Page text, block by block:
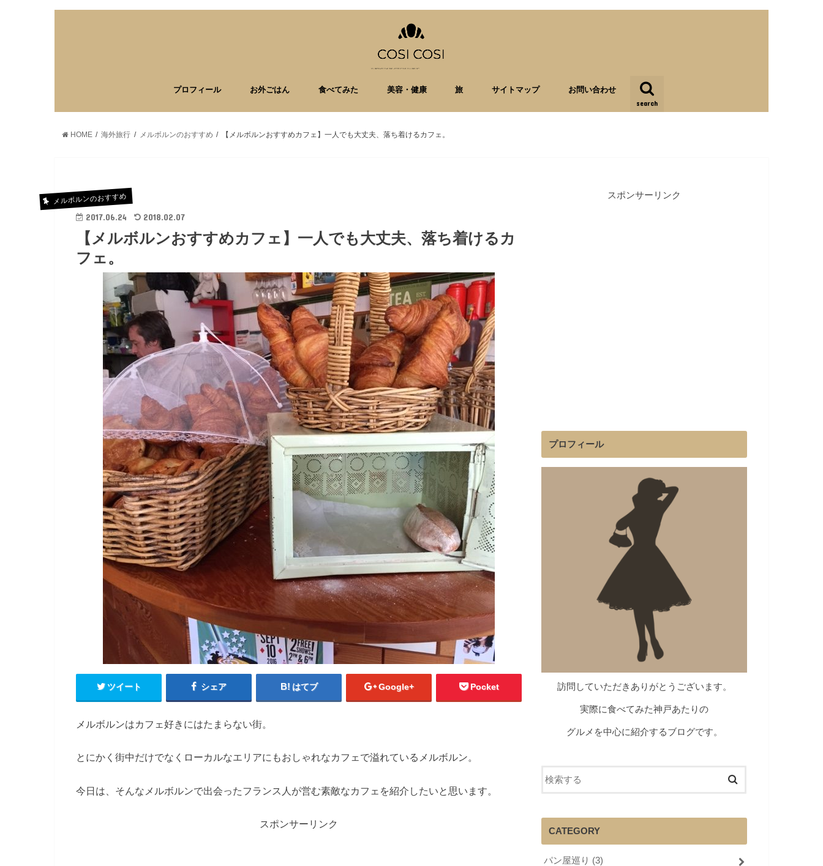
search
プロフィール お外ごはん 食べてみた 美容・健康 旅 サイトマップ お問い合わせ
HOME 海外旅行 メルボルンのおすすめ 【メルボルンおすすめカフェ】一人でも大丈夫、落ち着けるカフェ。
メルボルンのおすすめ
2017.06.24 2018.02.07
【メルボルンおすすめカフェ】一人でも大丈夫、落ち着けるカ
フェ。
ツイート シェア はてブ Google+ Pocket
メルボルンはカフェ好きにはたまらない街。
とにかく街中だけでなくローカルなエリアにもおしゃれなカフェで溢れているメルボルン。
今日は、そんなメルボルンで出会ったフランス人が営む素敵なカフェを紹介したいと思います。
スポンサーリンク
スポンサーリンク
プロフィール
訪問していただきありがとうございます。
実際に食べてみた神戸あたりの
グルメを中心に紹介するブログです。
CATEGORY
パン屋巡り (3)